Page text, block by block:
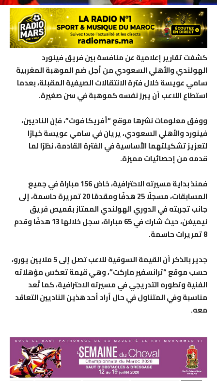
كشفت تقارير إعلامية عن منافسة بين فريق فينورد
الهولندي والأهلي السعودي من أجل ضم الموهبة المغربية
سامي عويسة خلال فترة الانتقالات الصيفية المقبلة، بعدما
استطاع اللاعب أن يبرز نفسه كموهبة في سن صغيرة.
ووفق معلومات نشرها موقع “أفريكا فوت”، فإن الناديين،
فينورد والأهلي السعودي، يريان في سامي عويسة خيارًا
لتعزيز تشكيلتهما الأساسية في الفترة القادمة، نظرًا لما
قدمه من إحصائيات مميزة.
فمنذ بداية مسيرته الاحترافية، خاض 156 مباراة في جميع
المسابقات، مسجلًا 25 هدفًا ومقدمًا 20 تمريرة حاسمة، إلى
جانب تجربته في الدوري الهولندي الممتاز بقميص فريق
نيميغن، حيث شارك في 65 مباراة، سجل خلالها 13 هدفًا وقدم
8 تمريرات حاسمة.
جدير بالذكر أن القيمة السوقية للاعب تصل إلى 5 ملايين يورو،
حسب موقع “ترانسفير ماركت”، وهي قيمة تعكس مؤهلاته
الفنية وتطوره التدريجي في مسيرته الاحترافية، كما تُعد
مناسبة وفي المتناول في حال أراد أحد هذين الناديين التعاقد
معه.